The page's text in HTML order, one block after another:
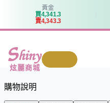
黃金
買4,341.3
賣4,343.3
炫麗商城
購物說明